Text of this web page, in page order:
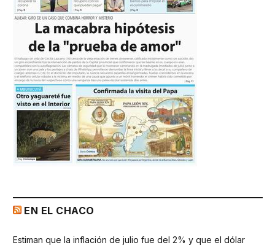
EN EL CHACO
Estiman que la inflación de julio fue del 2% y que el dólar